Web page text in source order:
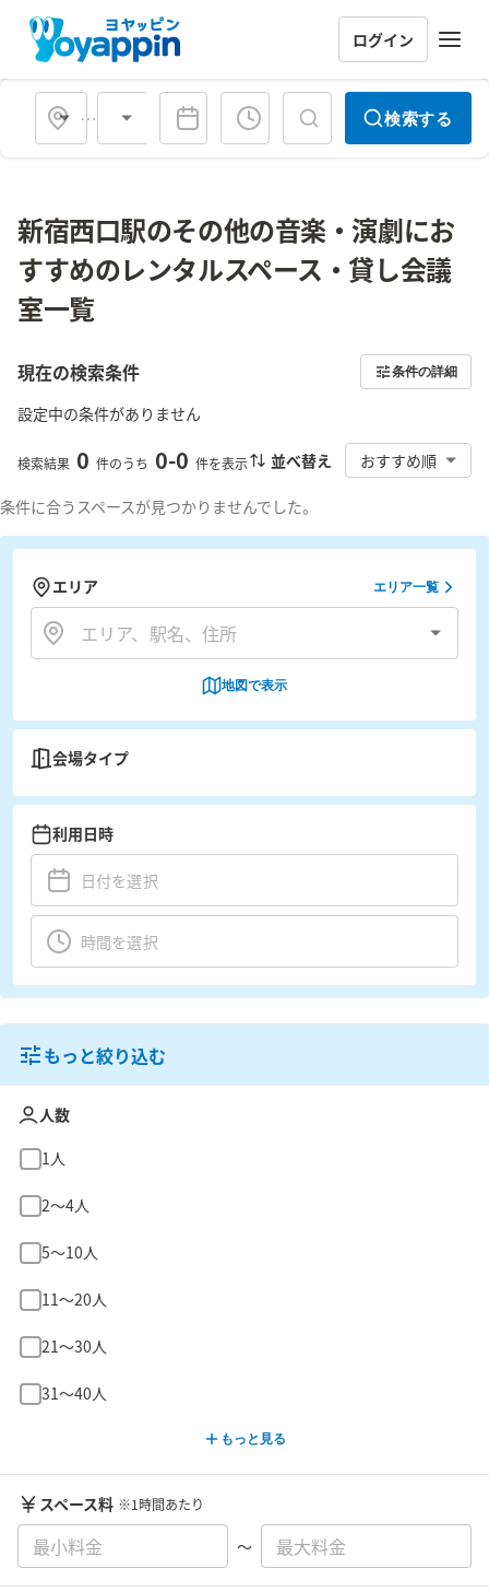
ログイン
会場タイプ 検索する
新宿西口駅のその他の音楽・演劇にお
すすめのレンタルスペース・貸し会議
室一覧
現在の検索条件 条件の詳細
設定中の条件がありません
検索結果 0 件のうち 0-0 件を表示 並べ替え おすすめ順
条件に合うスペースが見つかりませんでした。
エリア エリア一覧
地図で表示
会場タイプ
利用日時
もっと絞り込む
人数
1人
2〜4人
5〜10人
11〜20人
21〜30人
31〜40人
もっと見る
スペース料 ※1時間あたり
〜